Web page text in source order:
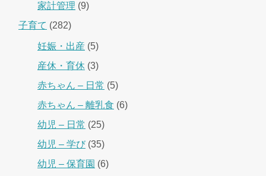
家計管理 (9)
子育て (282)
妊娠・出産 (5)
産休・育休 (3)
赤ちゃん – 日常 (5)
赤ちゃん – 離乳食 (6)
幼児 – 日常 (25)
幼児 – 学び(35)
幼児 – 保育園 (6)